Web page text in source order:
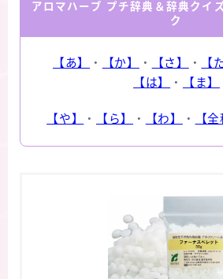
アロマハーブ プチ辞典＆辞典クイ
ク
【あ】 ・ 【か】 ・ 【さ】 ・ 【
【は】
・ 【ま】
【や】 ・ 【ら】 ・ 【わ】 ・ 【